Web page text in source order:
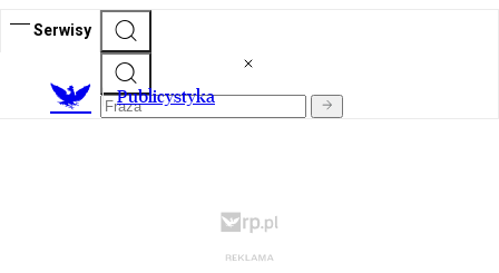
Serwisy
Publicystyka